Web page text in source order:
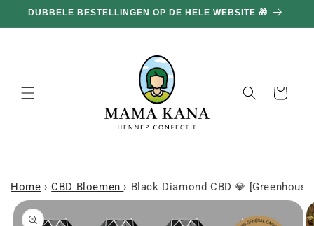
doorgaan
naar
DUBBELE BESTELLINGEN OP DE HELE WEBSITE 🎁
Mand
Home › CBD Bloemen › Black Diamond CBD 💎
naar